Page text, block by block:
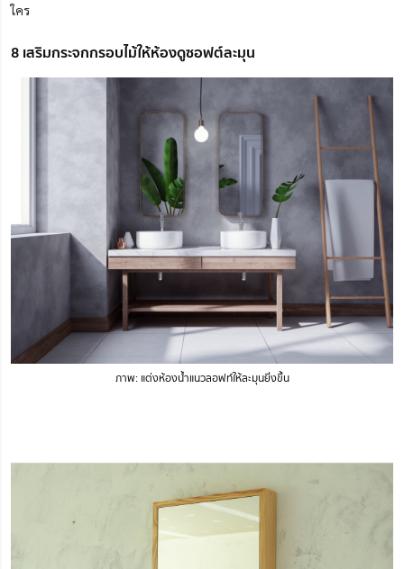
ใคร
8 เสริมกระจกกรอบไม้ให้ห้องดูซอฟต์ละมุน
ภาพ: แต่งห้องน้ำแนวลอฟท์ให้ละมุนยิ่งขึ้น